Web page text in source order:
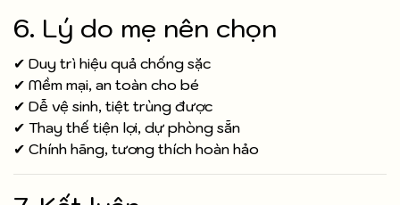
6. Lý do mẹ nên chọn
✔ Duy trì hiệu quả chống sặc
✔ Mềm mại, an toàn cho bé
✔ Dễ vệ sinh, tiệt trùng được
✔ Thay thế tiện lợi, dự phòng sẵn
✔ Chính hãng, tương thích hoàn hảo